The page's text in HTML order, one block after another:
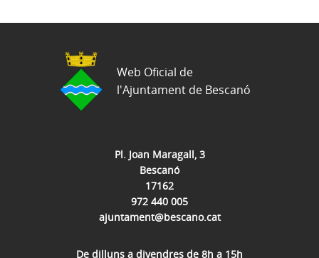
Pl. Joan Maragall, 3
Bescanó
17162
972 440 005
ajuntament@bescano.cat
De dilluns a divendres de 8h a 15h
Web Oficial de
l'Ajuntament de Bescanó